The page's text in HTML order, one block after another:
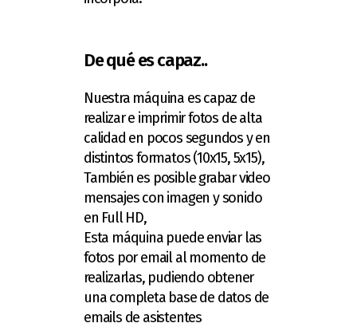
De qué es capaz..
Nuestra máquina es capaz de
realizar e imprimir fotos de alta
calidad en pocos segundos y en
distintos formatos (10x15, 5x15),
También es posible grabar video
mensajes con imagen y sonido
en Full HD,
Esta máquina puede enviar las
fotos por email al momento de
realizarlas, pudiendo obtener
una completa base de datos de
emails de asistentes